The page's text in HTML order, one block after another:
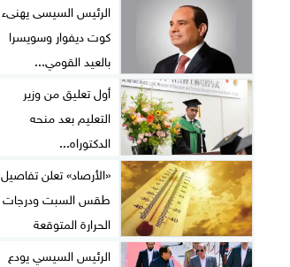
الرئيس السيسى يهنىء
كوت ديفوار وسويسرا
بالعيد القومي...
أول تعليق من وزير
التعليم بعد منحه
الدكتوراه...
«الأرصاد» تعلن تفاصيل
طقس السبت ودرجات
الحرارة المتوقعة
الرئيس السيسي يودع